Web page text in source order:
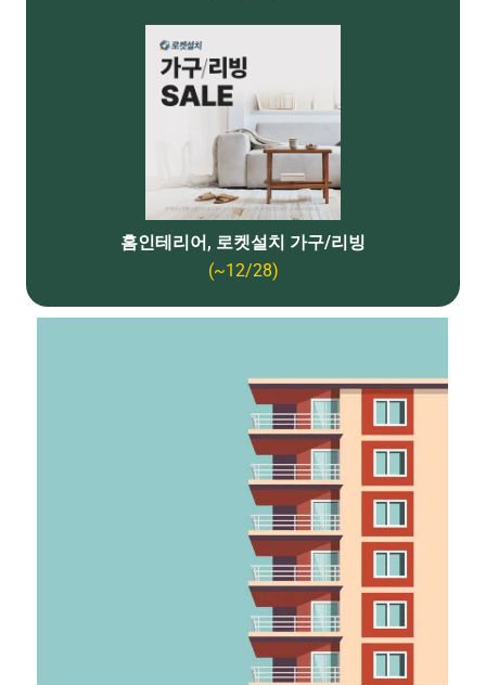
홈인테리어, 로켓설치 가구/리빙
(~12/28)